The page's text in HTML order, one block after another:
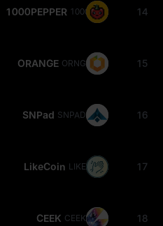
14
1000PEPPER 1000PEPPER
15
ORANGE ORNG
16
SNPad SNPAD
17
LikeCoin LIKE
18
CEEK CEEK